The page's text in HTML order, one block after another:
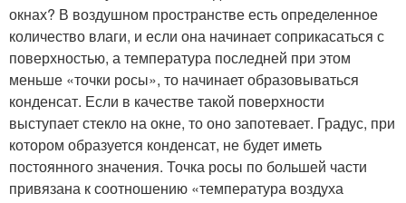
окнах? В воздушном пространстве есть определенное
количество влаги, и если она начинает соприкасаться с
поверхностью, а температура последней при этом
меньше «точки росы», то начинает образовываться
конденсат. Если в качестве такой поверхности
выступает стекло на окне, то оно запотевает. Градус, при
котором образуется конденсат, не будет иметь
постоянного значения. Точка росы по большей части
привязана к соотношению «температура воздуха